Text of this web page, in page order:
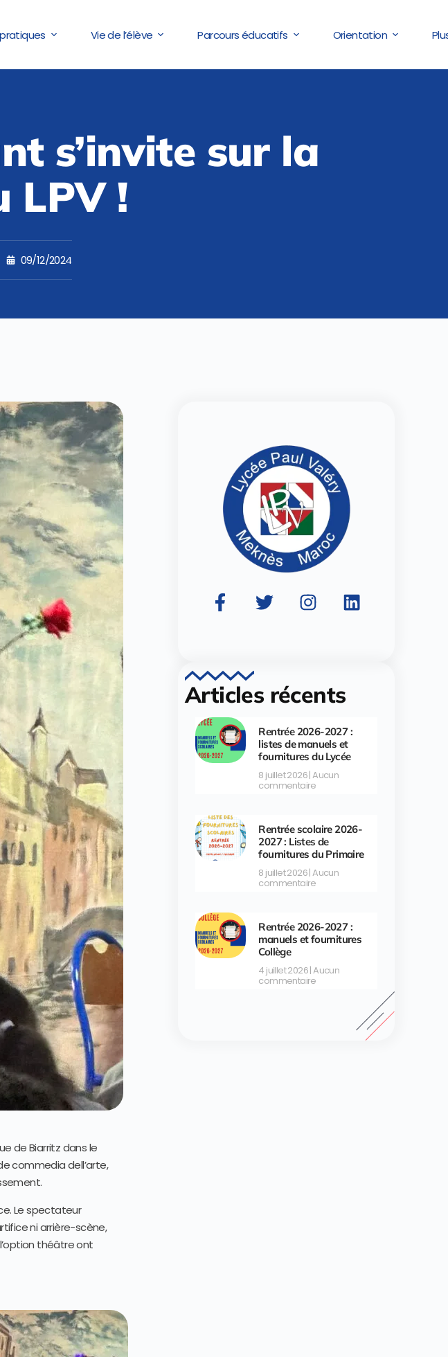
Vie de l’élève Parcours éducatifs Orientation
s’invite sur la
LPV !
09/12/2024
de Biarritz dans le
commedia dell’arte,
Le spectateur
ni arrière-scène,
théâtre ont
Articles récents
Rentrée 2026-2027 :
listes de manuels et
fournitures du Lycée
8 juillet 2026 Aucun
commentaire
Rentrée scolaire 2026-
2027 : Listes de
fournitures du Primaire
8 juillet 2026 Aucun
commentaire
Rentrée 2026-2027 :
manuels et fournitures
Collège
4 juillet 2026 Aucun
commentaire